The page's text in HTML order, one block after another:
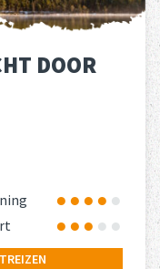
DOOR